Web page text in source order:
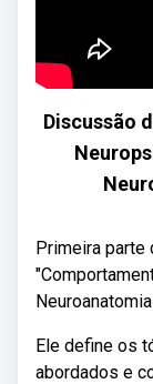
Discussão
Primeira parte
Neuroanatomia
Ele define os
abordados e